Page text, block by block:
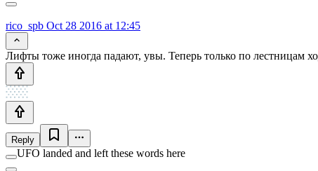
rico_spb Oct 28 2016 at 12:45
Лифты тоже иногда падают, увы. Теперь только по лестницам
Reply
UFO landed and left these words here